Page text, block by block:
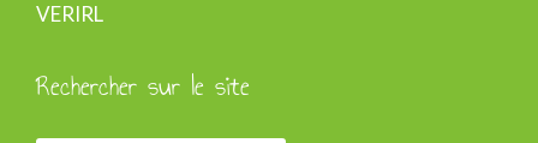
VERIRL
Rechercher sur le site